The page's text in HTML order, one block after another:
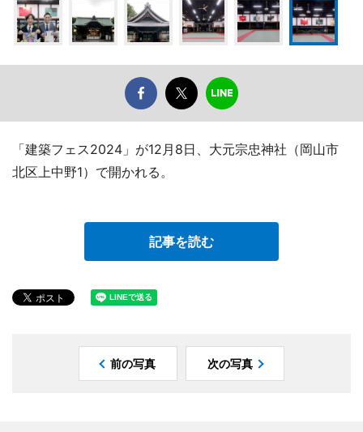
「建築フェス2024」が12月8日、大元宗忠神社（岡山市
北区上中野1）で開かれる。
記事を読む
前の写真 次の写真